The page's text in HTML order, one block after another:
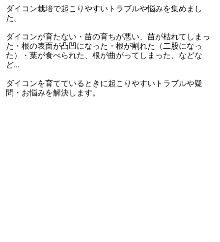
ダイコン栽培で起こりやすいトラブルや悩みを集めまし
た。
ダイコンが育たない・苗の育ちが悪い、苗が枯れてしまっ
た・根の表面が凸凹になった・根が割れた（二股になっ
た）・葉が食べられた、根が曲がってしまった、などな
ど...
ダイコンを育てているときに起こりやすいトラブルや疑
問・お悩みを解決します。